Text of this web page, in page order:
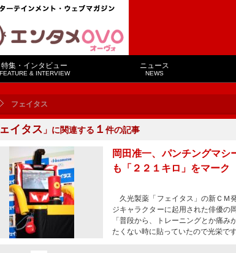
特集・インタビュー
FEATURE & INTERVIEW
ニュース
NEWS
フェイタス
イタス 」に関連する １ 件の記事
岡田准一、パンチングマ
も「２２１キロ」をマーク
久光製薬「フェイタス」の新ＣＭ
ジキャラクターに起用された俳優
「普段から、トレーニングとか痛
たくない時に貼っていたので光栄で